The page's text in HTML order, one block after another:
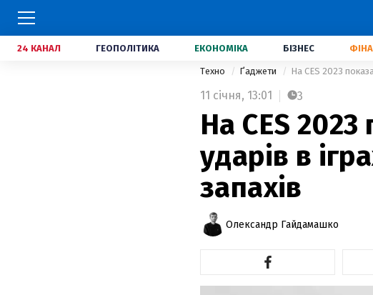
24 КАНАЛ ГЕОПОЛІТИКА ЕКОНОМІКА БІЗНЕС
Техно Ґаджети На CES 2023
11 січня, 13:01 3
На CES 2023
ударів в
запахів
Олександр Гайдамашко